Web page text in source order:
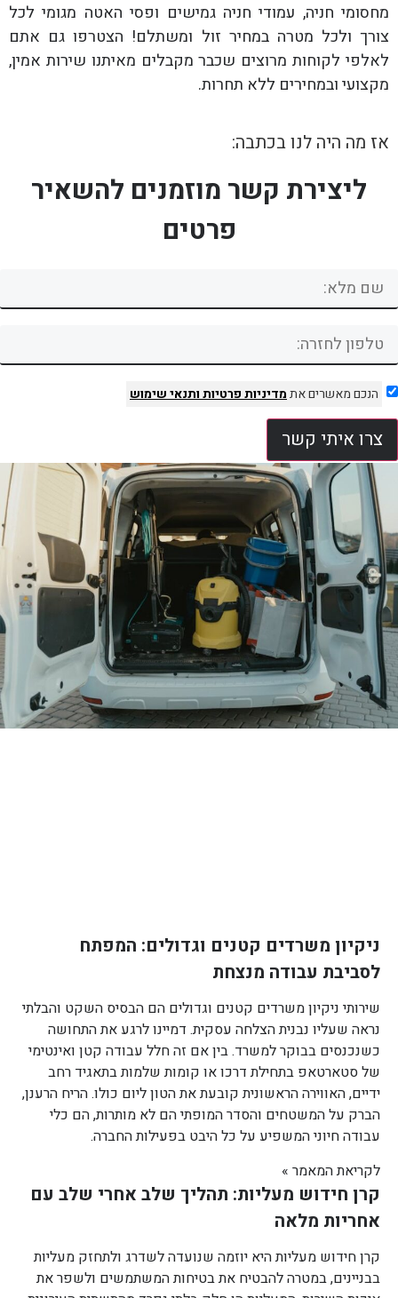
מחסומי חניה, עמודי חניה גמישים ופסי האטה מגומי לכל
צורך ולכל מטרה במחיר זול ומשתלם! הצטרפו גם אתם
לאלפי לקוחות מרוצים שכבר מקבלים מאיתנו שירות אמין,
מקצועי ובמחירים ללא תחרות.
אז מה היה לנו בכתבה:
ליצירת קשר מוזמנים להשאיר
פרטים
הנכם מאשרים אתמדיניות פרטיותותנאי שימוש
צרו איתי קשר
ניקיון משרדים קטנים וגדולים: המפתח
לסביבת עבודה מנצחת
שירותי ניקיון משרדים קטנים וגדולים הם הבסיס השקט והבלתי
נראה שעליו נבנית הצלחה עסקית. דמיינו לרגע את התחושה
כשנכנסים בבוקר למשרד. בין אם זה חלל עבודה קטן ואינטימי
של סטארטאפ בתחילת דרכו או קומות שלמות בתאגיד רחב
ידיים, האווירה הראשונית קובעת את הטון ליום כולו. הריח הרענן,
הברק על המשטחים והסדר המופתי הם לא מותרות, הם כלי
עבודה חיוני המשפיע על כל היבט בפעילות החברה.
לקריאת המאמר »
קרן חידוש מעליות: תהליך שלב אחרי שלב עם
אחריות מלאה
קרן חידוש מעליות היא יוזמה שנועדה לשדרג ולתחזק מעליות
בבניינים, במטרה להבטיח את בטיחות המשתמשים ולשפר את